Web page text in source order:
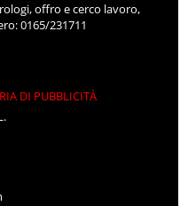
offro e cerco lavoro,
0165/231711
DI PUBBLICITÀ